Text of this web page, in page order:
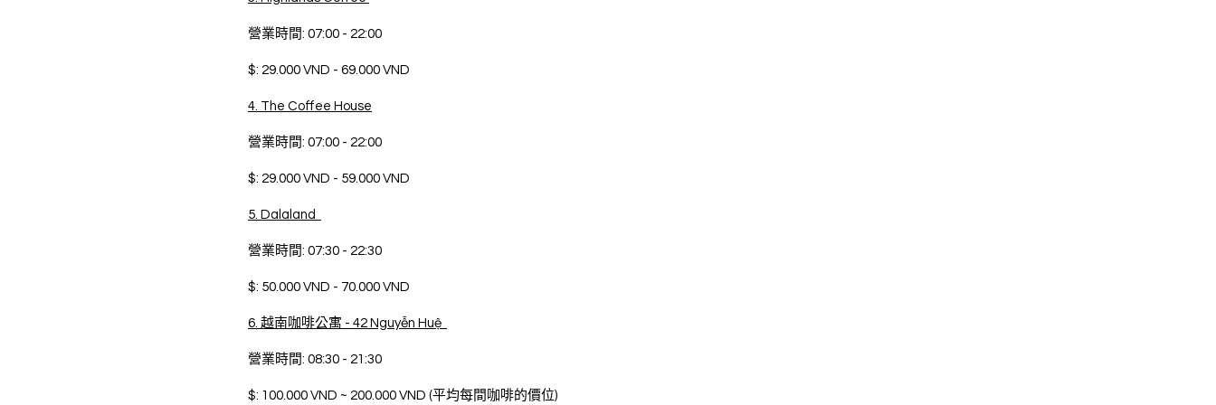
營業時間: 07:00 - 22:00
$: 29.000 VND - 69.000 VND
4. The Coffee House
營業時間: 07:00 - 22:00
$: 29.000 VND - 59.000 VND
5. Dalaland
營業時間: 07:30 - 22:30
$: 50.000 VND - 70.000 VND
6. 越南咖啡公寓 - 42 Nguyễn Huệ
營業時間: 08:30 - 21:30
$: 100.000 VND ~ 200.000 VND (平均每間咖啡的價位)